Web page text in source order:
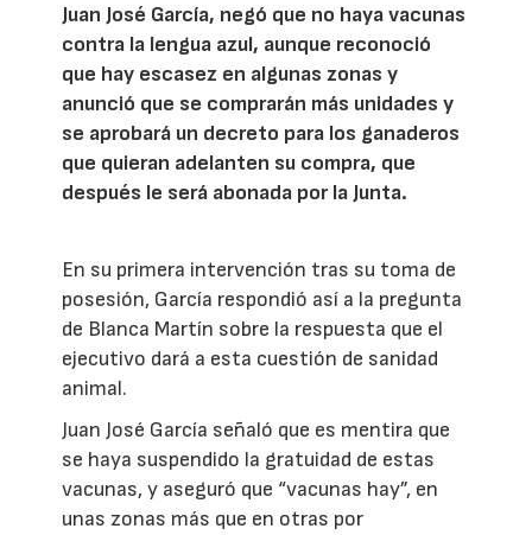
Juan José García, negó que no haya vacunas
contra la lengua azul, aunque reconoció
que hay escasez en algunas zonas y
anunció que se comprarán más unidades y
se aprobará un decreto para los ganaderos
que quieran adelanten su compra, que
después le será abonada por la Junta.
En su primera intervención tras su toma de
posesión, García respondió así a la pregunta
de Blanca Martín sobre la respuesta que el
ejecutivo dará a esta cuestión de sanidad
animal.
Juan José García señaló que es mentira que
se haya suspendido la gratuidad de estas
vacunas, y aseguró que “vacunas hay”, en
unas zonas más que en otras por